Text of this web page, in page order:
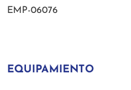
EMP-06076
EQUIPAMIENTO